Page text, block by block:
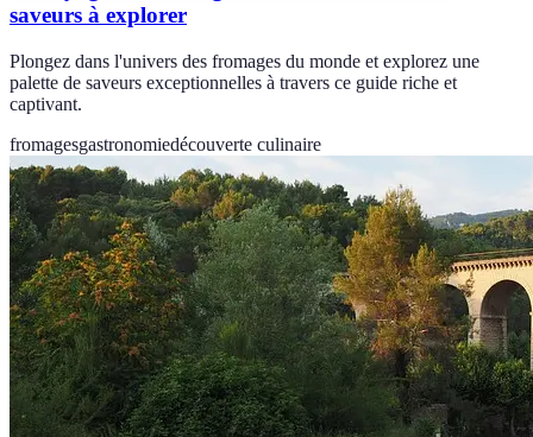
saveurs à explorer
Plongez dans l'univers des fromages du monde et explorez une
palette de saveurs exceptionnelles à travers ce guide riche et
captivant.
fromagesgastronomiedécouverte culinaire